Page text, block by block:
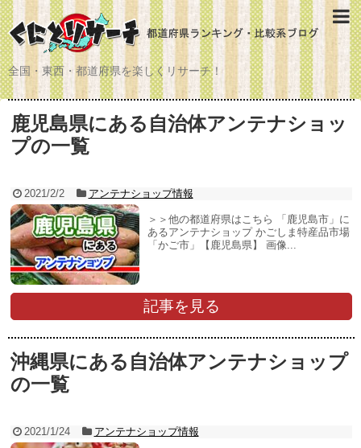
全国・東西・都道府県を楽しくリサーチ！
鹿児島県にある自治体アンテナショッ
プの一覧
2021/2/2 アンテナショップ情報
＞＞他の都道府県はこちら 「鹿児島市」に
あるアンテナショップ かごしま特産品市場
「かご市」【鹿児島県】 画像...
記事を見る
沖縄県にある自治体アンテナショップ
の一覧
2021/1/24 アンテナショップ情報